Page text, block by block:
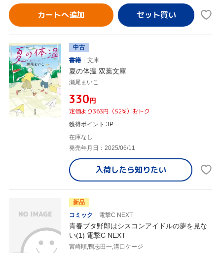
カートへ追加
中古
書籍
文庫
夏の体温 双葉文庫
瀬尾まいこ
¥330円
定価より363円（52%）おトク
獲得ポイント 3P
在庫なし
発売年月日：2025/06/11
入荷したら知りたい
新品
コミック
電撃C NEXT
青春ブタ野郎はシスコンアイドルの夢を見な
い(1) 電撃C NEXT
宮崎順,鴨志田一,溝口ケージ